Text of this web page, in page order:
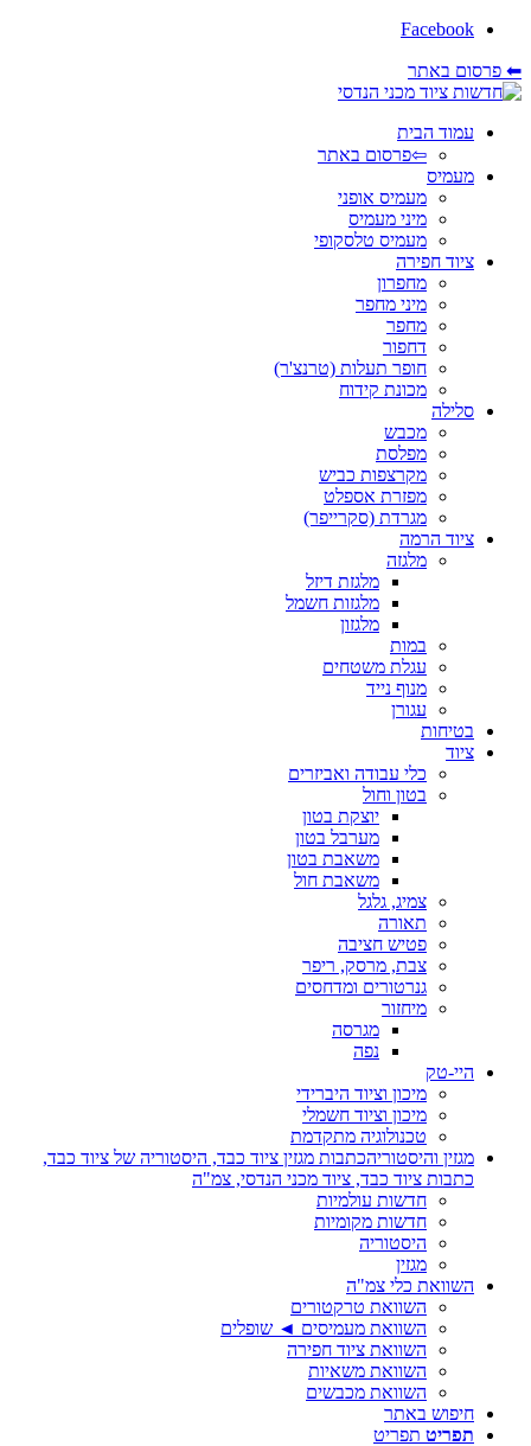
Facebook
⬅ פרסום באתר
עמוד הבית
⇦פרסום באתר
מעמיס
מעמיס אופני
מיני מעמיס
מעמיס טלסקופי
ציוד חפירה
מחפרון
מיני מחפר
מחפר
דחפור
חופר תעלות (טרנצ'ר)
מכונת קידוח
סלילה
מכבש
מפלסת
מקרצפות כביש
מפזרת אספלט
מגרדת (סקרייפר)
ציוד הרמה
מלגזה
מלגזת דיזל
מלגזות חשמל
מלגזון
במות
עגלת משטחים
מנוף נייד
עגורן
בטיחות
ציוד
כלי עבודה ואביזרים
בטון וחול
יוצקת בטון
מערבל בטון
משאבת בטון
משאבת חול
צמיג, גלגל
תאורה
פטיש חציבה
צבת, מרסק, ריפר
גנרטורים ומדחסים
מיחזור
מגרסה
נפה
היי-טק
מיכון וציוד היברידי
מיכון וציוד חשמלי
טכנולוגיה מתקדמת
מגזין והיסטוריהכתבות מגזין ציוד כבד, היסטוריה של ציוד כבד,
כתבות ציוד כבד, ציוד מכני הנדסי, צמ"ה
חדשות עולמיות
חדשות מקומיות
היסטוריה
מגזין
השוואת כלי צמ"ה
השוואת טרקטורים
השוואת מעמיסים ◄ שופלים
השוואת ציוד חפירה
השוואת משאיות
השוואת מכבשים
חיפוש באתר
תפריט תפריט